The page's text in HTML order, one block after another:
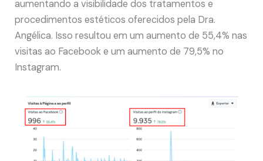
aumentando a visibilidade dos tratamentos e
procedimentos estéticos oferecidos pela Dra.
Angélica. Isso resultou em um aumento de 55,4% nas
visitas ao Facebook e um aumento de 79,5% no
Instagram.